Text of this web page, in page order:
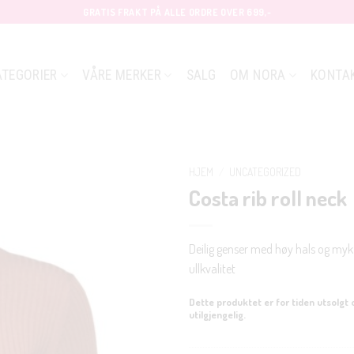
Costa rib roll neck
Deilig genser med høy hals og myk
ullkvalitet
Dette produktet er for tiden utsolgt
utilgjengelig.